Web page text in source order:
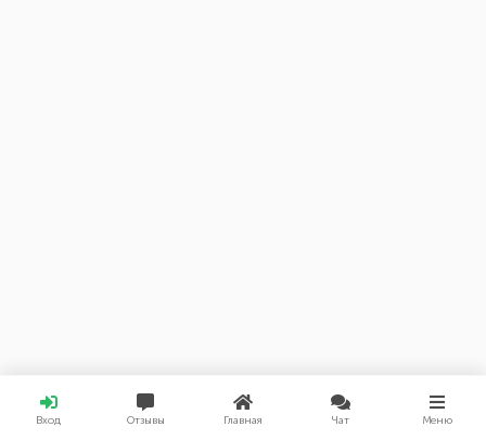
Вход Отзывы Главная Чат Меню